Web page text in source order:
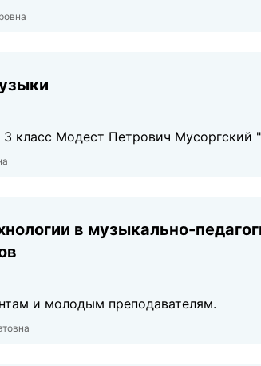
класс Модест Петрович Мусоргский
в музыкально-
и молодым преподавателям.